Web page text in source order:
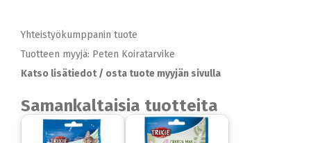
Yhteistyökumppanin tuote
Tuotteen myyjä: Peten Koiratarvike
Katso lisätiedot / osta tuote myyjän sivulla
Samankaltaisia tuotteita